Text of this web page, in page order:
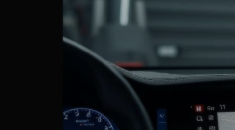
Update Hărți
Camere Parbriz Audi/VW
Diagnoză Camioane
Utilaje Agricole
Utilaje Grele